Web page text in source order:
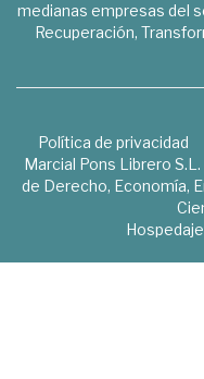
medianas empresas del
Recuperación,
Política de privacidad
Marcial Pons Librero
de Derecho, Economía,